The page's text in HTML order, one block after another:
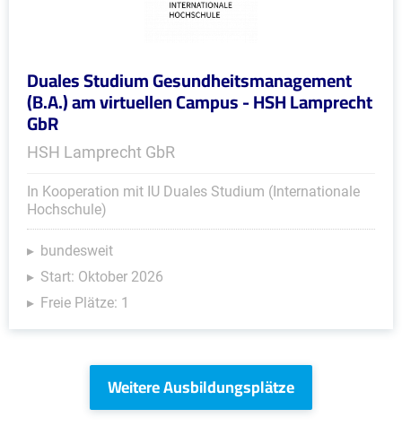
Duales Studium Gesundheitsmanagement
(B.A.) am virtuellen Campus - HSH Lamprecht
GbR
HSH Lamprecht GbR
In Kooperation mit IU Duales Studium (Internationale
Hochschule)
bundesweit
Start: Oktober 2026
Freie Plätze: 1
Weitere Ausbildungsplätze